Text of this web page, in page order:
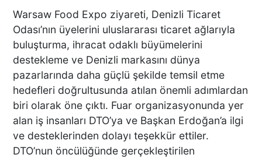
Warsaw Food Expo ziyareti, Denizli Ticaret
Odası’nın üyelerini uluslararası ticaret ağlarıyla
buluşturma, ihracat odaklı büyümelerini
destekleme ve Denizli markasını dünya
pazarlarında daha güçlü şekilde temsil etme
hedefleri doğrultusunda atılan önemli adımlardan
biri olarak öne çıktı. Fuar organizasyonunda yer
alan iş insanları DTO’ya ve Başkan Erdoğan’a ilgi
ve desteklerinden dolayı teşekkür ettiler.
DTO’nun öncülüğünde gerçekleştirilen